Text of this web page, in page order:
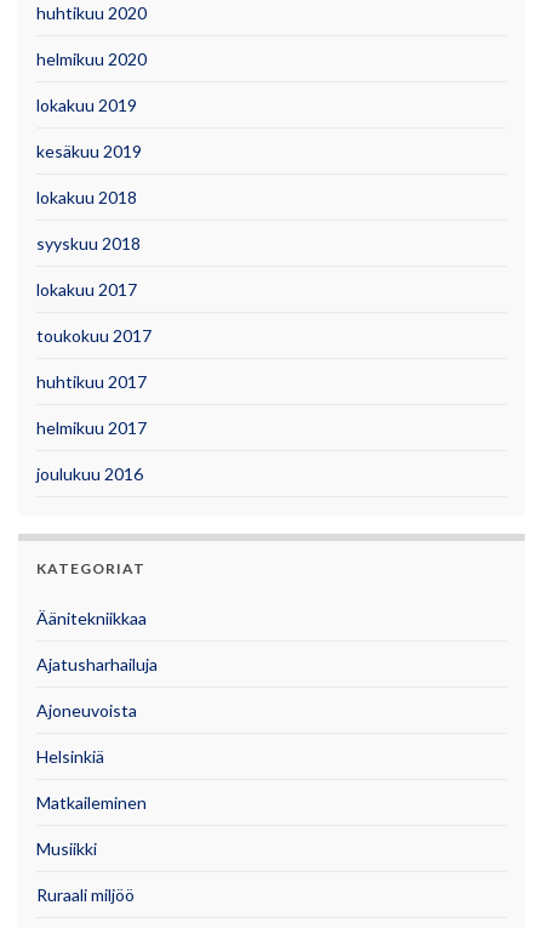
huhtikuu 2020
helmikuu 2020
lokakuu 2019
kesäkuu 2019
lokakuu 2018
syyskuu 2018
lokakuu 2017
toukokuu 2017
huhtikuu 2017
helmikuu 2017
joulukuu 2016
KATEGORIAT
Äänitekniikkaa
Ajatusharhailuja
Ajoneuvoista
Helsinkiä
Matkaileminen
Musiikki
Ruraali miljöö